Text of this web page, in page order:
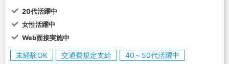
20代活躍中
女性活躍中
Web面接実施中
未経験OK 交通費規定支給
40～50代活躍中